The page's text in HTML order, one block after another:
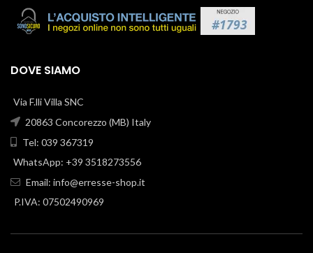
DOVE SIAMO
Via F.lli Villa SNC
20863 Concorezzo (MB) Italy
Tel: 039 367319
WhatsApp: +39 3518273556
Email: info@erresse-shop.it
P.IVA: 07502490969